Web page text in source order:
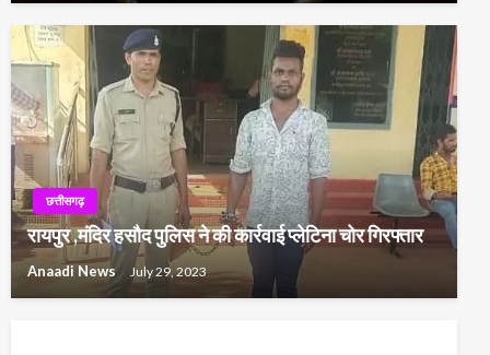
छत्तीसगढ़
रायपुर ,मंदिर हसौद पुलिस ने की कार्रवाई प्लेटिना चोर गिरफ्तार
Anaadi News July 29, 2023